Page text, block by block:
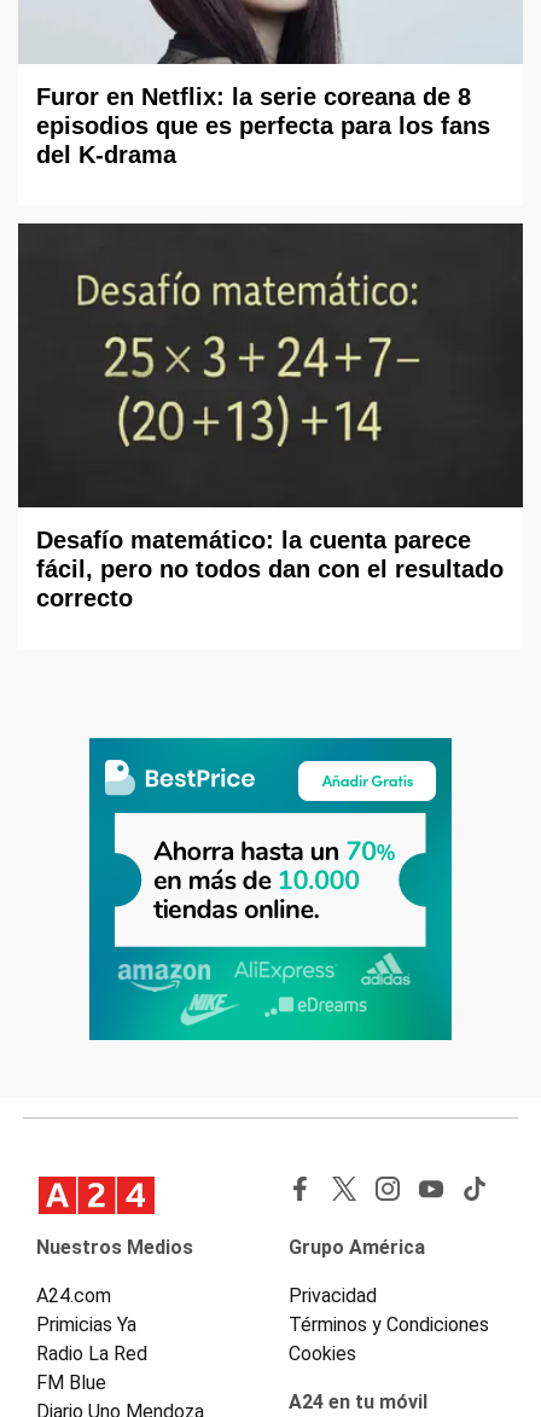
Furor en Netflix: la serie coreana de 8
episodios que es perfecta para los fans
del K-drama
Desafío matemático: la cuenta parece
fácil, pero no todos dan con el resultado
correcto
Nuestros Medios
A24.com
Primicias Ya
Radio La Red
FM Blue
Diario Uno Mendoza
Grupo América
Privacidad
Términos y Condiciones
Cookies
A24 en tu móvil